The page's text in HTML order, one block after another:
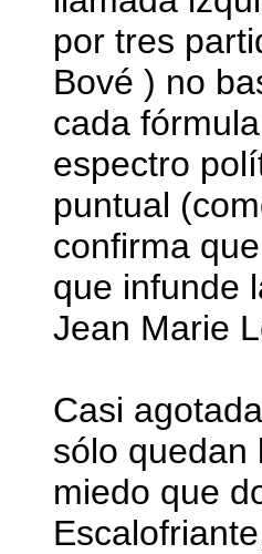
por tres
Bové ) no
cada
espectro
puntual
confirma
que infunde
Jean Marie
Casi
sólo quedan
miedo que